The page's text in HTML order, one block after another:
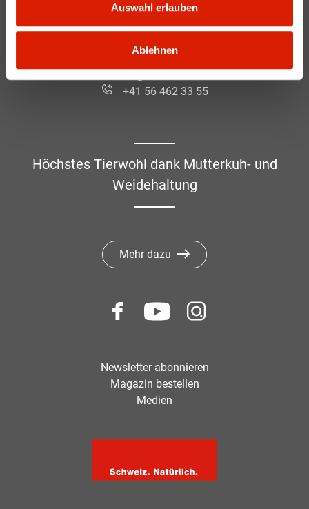
Auswahl erlauben
Ablehnen
Gass 10
Postfach
+41 56 462 33 55
Höchstes Tierwohl dank Mutterkuh- und
Weidehaltung
Mehr dazu
Newsletter abonnieren
Magazin bestellen
Medien